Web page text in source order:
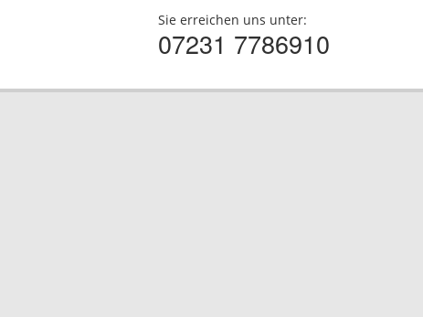
Sie erreichen uns unter:
07231 7786910